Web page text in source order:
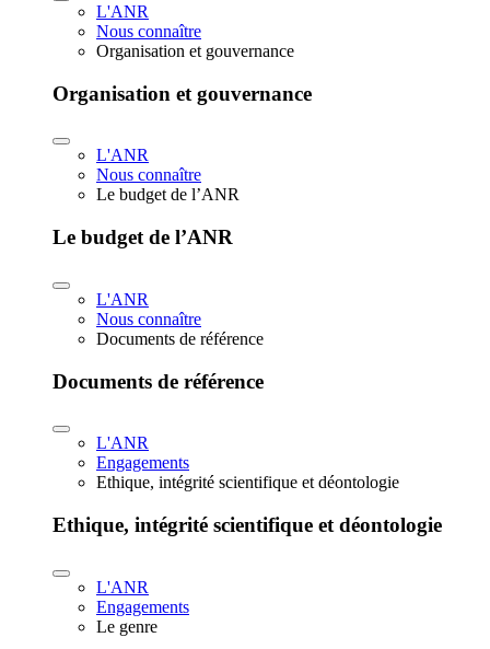
L'ANR
Nous connaître
Organisation et gouvernance
Organisation et gouvernance
L'ANR
Nous connaître
Le budget de l’ANR
Le budget de l’ANR
L'ANR
Nous connaître
Documents de référence
Documents de référence
L'ANR
Engagements
Ethique, intégrité scientifique et déontologie
Ethique, intégrité scientifique et déontologie
L'ANR
Engagements
Le genre